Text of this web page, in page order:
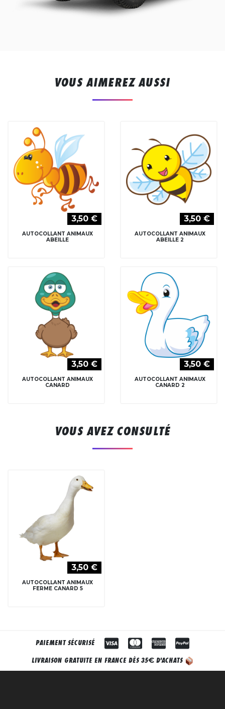
VOUS AIMEREZ AUSSI
3,50 €
AUTOCOLLANT ANIMAUX
ABEILLE
3,50 €
AUTOCOLLANT ANIMAUX
ABEILLE 2
3,50 €
AUTOCOLLANT ANIMAUX
CANARD
3,50 €
AUTOCOLLANT ANIMAUX
CANARD 2
VOUS AVEZ CONSULTÉ
3,50 €
AUTOCOLLANT ANIMAUX
FERME CANARD 5
PAIEMENT SÉCURISÉ
LIVRAISON GRATUITE EN FRANCE DÈS 35€ D'ACHATS